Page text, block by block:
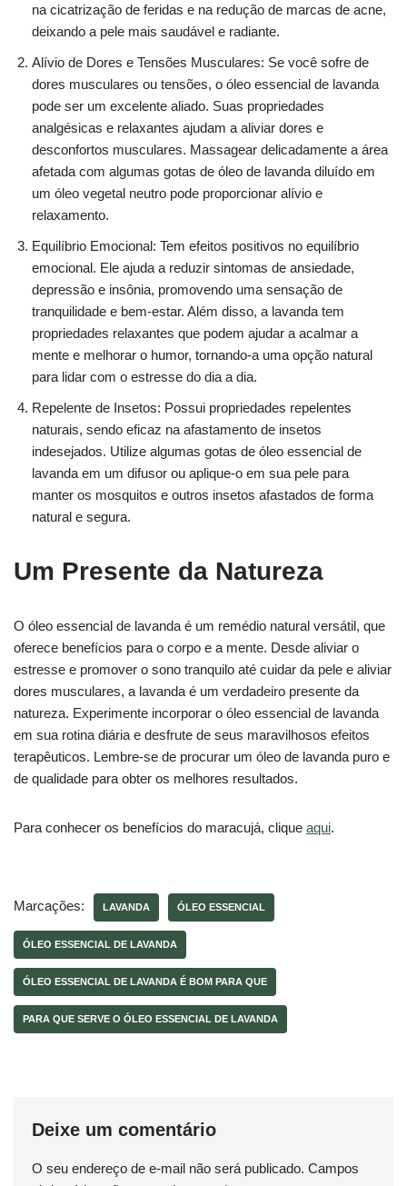
na cicatrização de feridas e na redução de marcas de acne,
deixando a pele mais saudável e radiante.
Alívio de Dores e Tensões Musculares: Se você sofre de
dores musculares ou tensões, o óleo essencial de lavanda
pode ser um excelente aliado. Suas propriedades
analgésicas e relaxantes ajudam a aliviar dores e
desconfortos musculares. Massagear delicadamente a área
afetada com algumas gotas de óleo de lavanda diluído em
um óleo vegetal neutro pode proporcionar alívio e
relaxamento.
Equilíbrio Emocional: Tem efeitos positivos no equilíbrio
emocional. Ele ajuda a reduzir sintomas de ansiedade,
depressão e insônia, promovendo uma sensação de
tranquilidade e bem-estar. Além disso, a lavanda tem
propriedades relaxantes que podem ajudar a acalmar a
mente e melhorar o humor, tornando-a uma opção natural
para lidar com o estresse do dia a dia.
Repelente de Insetos: Possui propriedades repelentes
naturais, sendo eficaz na afastamento de insetos
indesejados. Utilize algumas gotas de óleo essencial de
lavanda em um difusor ou aplique-o em sua pele para
manter os mosquitos e outros insetos afastados de forma
natural e segura.
Um Presente da Natureza
O óleo essencial de lavanda é um remédio natural versátil, que
oferece benefícios para o corpo e a mente. Desde aliviar o
estresse e promover o sono tranquilo até cuidar da pele e aliviar
dores musculares, a lavanda é um verdadeiro presente da
natureza. Experimente incorporar o óleo essencial de lavanda
em sua rotina diária e desfrute de seus maravilhosos efeitos
terapêuticos. Lembre-se de procurar um óleo de lavanda puro e
de qualidade para obter os melhores resultados.
Para conhecer os benefícios do maracujá, clique aqui.
Marcações: LAVANDA ÓLEO ESSENCIAL
ÓLEO ESSENCIAL DE LAVANDA
ÓLEO ESSENCIAL DE LAVANDA É BOM PARA QUE
PARA QUE SERVE O ÓLEO ESSENCIAL DE LAVANDA
Deixe um comentário
O seu endereço de e-mail não será publicado. Campos